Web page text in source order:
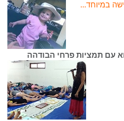
במיוחד...
עם תמציות פרחי הבודהה